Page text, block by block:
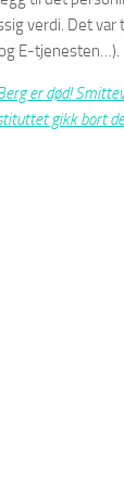
verdi. Det var
E-tjenesten…).
er død!
gikk bort